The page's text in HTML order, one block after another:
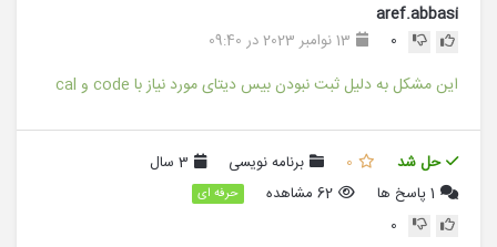
aref.abbasi
0 13 نوامبر 2023 در 09:40
این مشکل به دلیل ثبت نبودن بیس دیتای مورد نیاز با code و cal
حل شد 0 برنامه نویسی
3 سال
1 پاسخ ها 62 مشاهده حرفه ای
0